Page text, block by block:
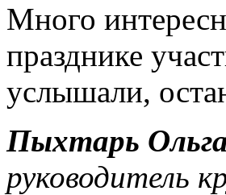
Много
празднике
услышали,
Пыхтарь
руководитель